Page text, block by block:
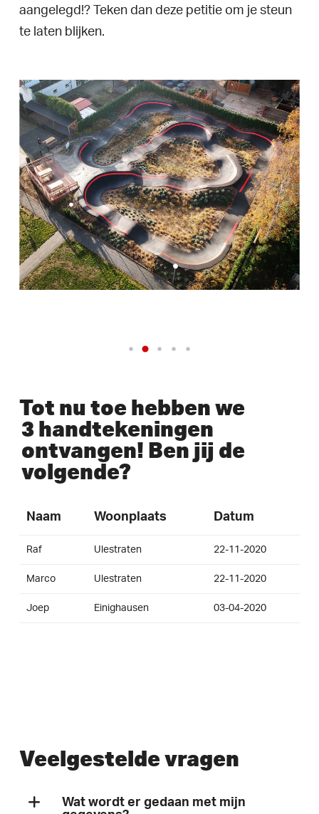
aangelegd!? Teken dan deze petitie om je steun
te laten blijken.
Tot nu toe hebben we
3 handtekeningen
ontvangen! Ben jij de
volgende?
Naam Woonplaats Datum
Raf Ulestraten 22-11-2020
Marco Ulestraten 22-11-2020
Joep Einighausen 03-04-2020
Veelgestelde vragen
Wat wordt er gedaan met mijn